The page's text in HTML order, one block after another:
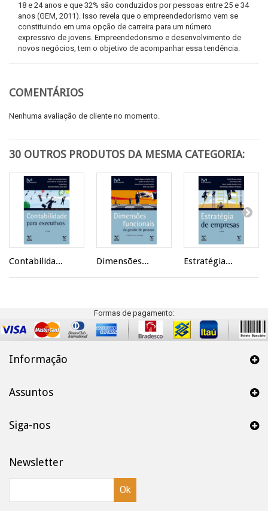
18 e 24 anos e que 32% são conduzidos por pessoas entre 25 e 34
anos (GEM, 2011). Isso revela que o empreendedorismo vem se
constituindo em uma opção de carreira para um número
expressivo de jovens. Empreendedorismo e desenvolvimento de
novos negócios, tem o objetivo de acompanhar essa tendência.
COMENTÁRIOS
Nenhuma avaliação de cliente no momento.
30 OUTROS PRODUTOS DA MESMA CATEGORIA:
Contabilida... Dimensões... Estratégia...
Formas de pagamento:
Informação
Assuntos
Siga-nos
Newsletter
Ok